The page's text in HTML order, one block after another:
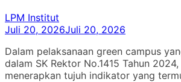
LPM Institut
Juli 20, 2026Juli 20, 2026
Dalam pelaksanaan green campus
dalam SK Rektor No.1415 Tahun
menerapkan tujuh indikator yang